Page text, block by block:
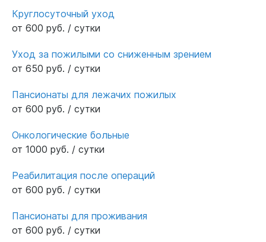
Круглосуточный уход
от 600 руб. / сутки
Уход за пожилыми со сниженным зрением
от 650 руб. / сутки
Пансионаты для лежачих пожилых
от 600 руб. / сутки
Онкологические больные
от 1000 руб. / сутки
Реабилитация после операций
от 600 руб. / сутки
Пансионаты для проживания
от 600 руб. / сутки